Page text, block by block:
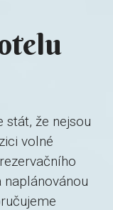
stát, že nejsou
volné
naplánovánou